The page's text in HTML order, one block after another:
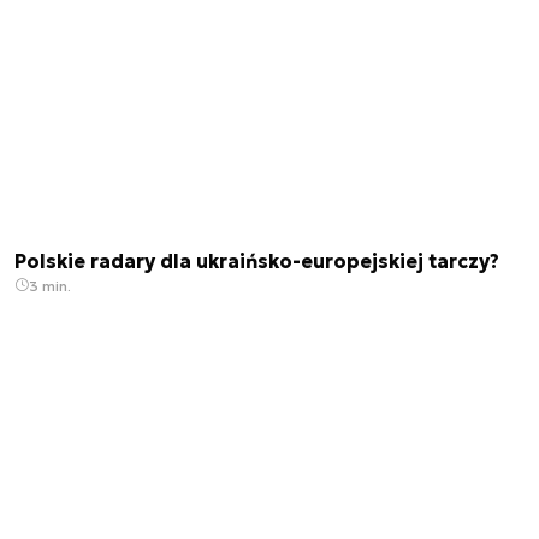
Polskie radary dla ukraińsko-europejskiej tarczy?
3 min.